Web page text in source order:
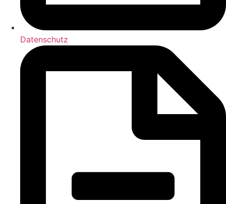
Datenschutz